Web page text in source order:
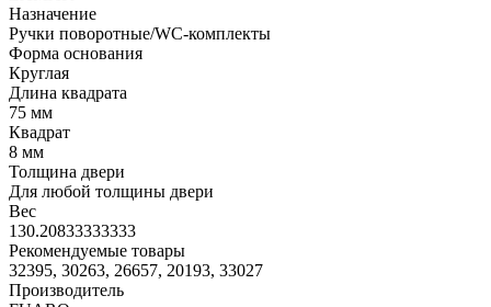
Назначение
Ручки поворотные/WC-комплекты
Форма основания
Круглая
Длина квадрата
75 мм
Квадрат
8 мм
Толщина двери
Для любой толщины двери
Вес
130.20833333333
Рекомендуемые товары
32395, 30263, 26657, 20193, 33027
Производитель